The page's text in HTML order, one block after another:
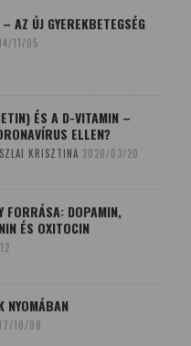
AZ ÚJ GYEREKBETEGSÉG
11/05
ÉS A D-VITAMIN –
ELLEN?
KRISZTINA 2020/03/20
FORRÁSA: DOPAMIN,
ÉS OXITOCIN
NYOMÁBAN
10/08